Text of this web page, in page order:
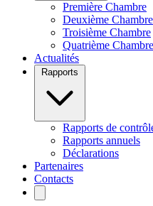
Première Chambre
Deuxième Chambre
Troisième Chambre
Quatrième Chambre
Actualités
Rapports de
Rapports annuels
Déclarations
Partenaires
Contacts